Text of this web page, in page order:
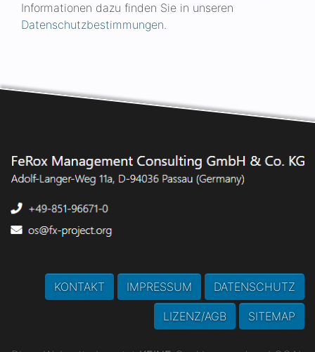
Informationen dazu finden Sie in unseren
Datenschutzbestimmungen.
KONTAKT IMPRESSUM DATENSCHUTZ
LIZENZ/AGB SITEMAP